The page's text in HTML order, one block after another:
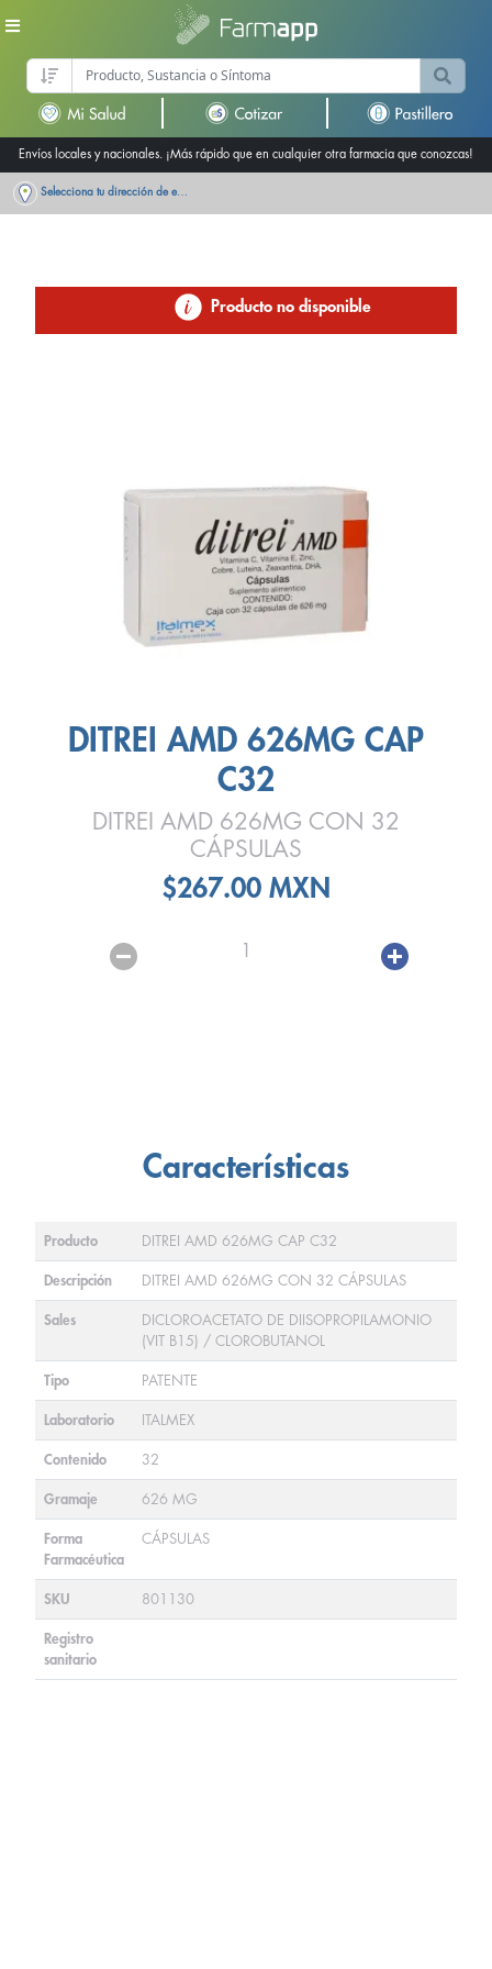
Envíos locales y nacionales. ¡Más rápido que en cualquier otra farmacia que conozcas!
Selecciona tu dirección de entrega
Producto no disponible
DITREI AMD 626MG CAP
C32
DITREI AMD 626MG CON 32
CÁPSULAS
$267.00 MXN
1
Características
Producto DITREI AMD 626MG CAP C32
Descripción DITREI AMD 626MG CON 32 CÁPSULAS
Sales
DICLOROACETATO DE DIISOPROPILAMONIO
(VIT B15) / CLOROBUTANOL
Tipo PATENTE
Laboratorio ITALMEX
Contenido 32
Gramaje 626 MG
Forma
Farmacéutica
CÁPSULAS
SKU 801130
Registro
sanitario